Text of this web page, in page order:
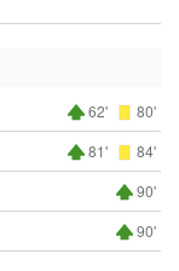
62' 80'
81' 84'
90'
90'